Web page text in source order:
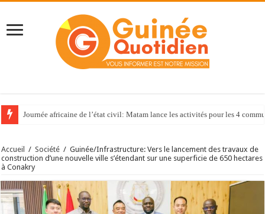
Journée africaine de l’état civil: Matam lance les activités pour les 4
Accueil / Société / Guinée/Infrastructure: Vers le lancement des travaux de
construction d’une nouvelle ville s’étendant sur une superficie de 650 hectares
à Conakry